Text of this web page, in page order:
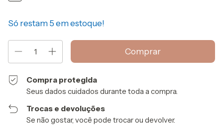
Só restam 5 em estoque!
Compra protegida
Seus dados cuidados durante toda a compra.
Trocas e devoluções
Se não gostar, você pode trocar ou devolver.